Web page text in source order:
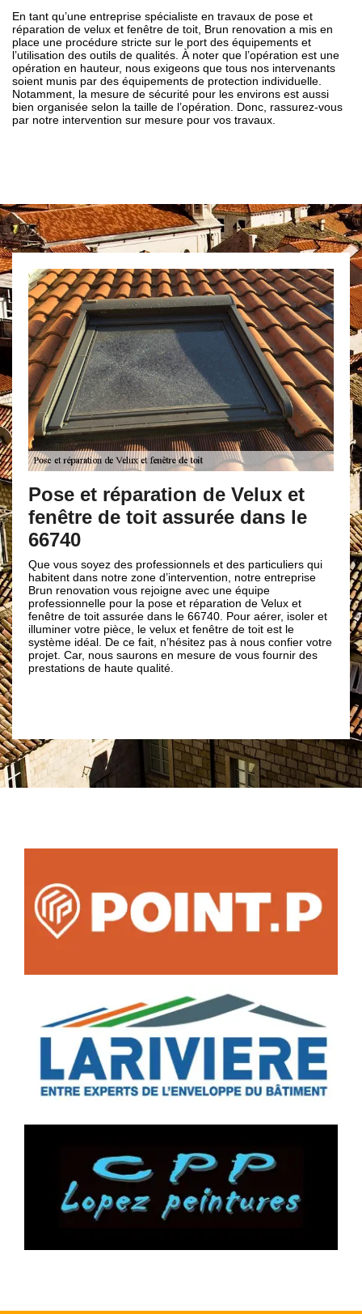
En tant qu’une entreprise spécialiste en travaux de pose et
réparation de velux et fenêtre de toit, Brun renovation a mis en
place une procédure stricte sur le port des équipements et
l’utilisation des outils de qualités. À noter que l’opération est une
opération en hauteur, nous exigeons que tous nos intervenants
soient munis par des équipements de protection individuelle.
Notamment, la mesure de sécurité pour les environs est aussi
bien organisée selon la taille de l’opération. Donc, rassurez-vous
par notre intervention sur mesure pour vos travaux.
réparation de Velux et
de toit assurée dans le
des professionnels et des particuliers qui
notre zone d’intervention, notre entreprise
vous rejoigne avec une équipe
pour la pose et réparation de Velux et
toit assurée dans le 66740. Pour aérer, isoler et
pièce, le velux et fenêtre de toit est le
De ce fait, n’hésitez pas à nous confier votre
nous saurons en mesure de vous fournir des
de haute qualité.
Prestation
réparation
renovation
Les avantages et la
importants sur le
et réparation de
comparaison est
Néanmoins, notre
une offre avec des
Le cout de notre
de l’installation,
négociation suivant